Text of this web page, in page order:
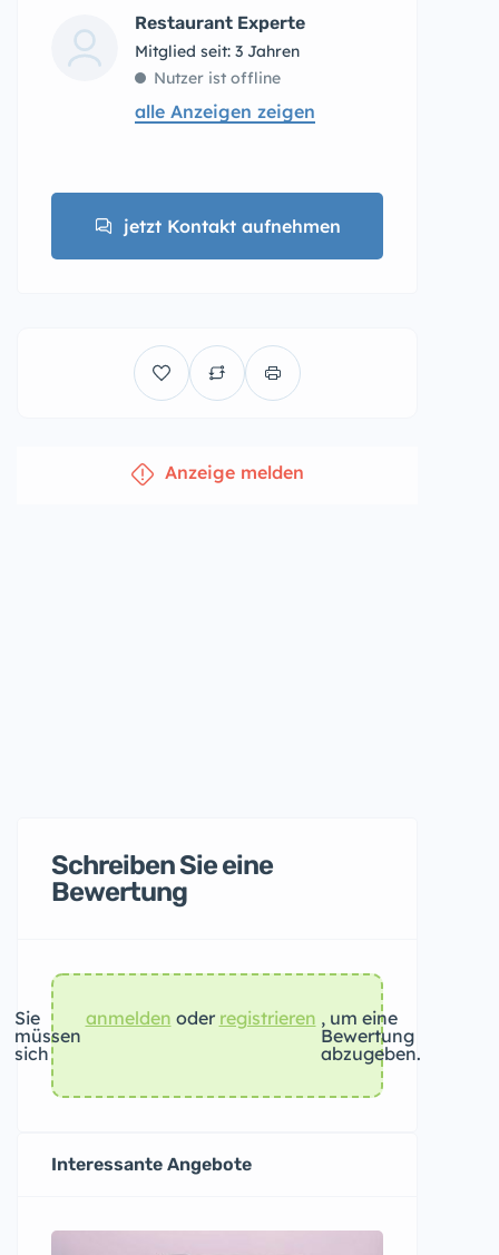
Restaurant Experte
Mitglied seit: 3 Jahren
Nutzer ist offline
alle Anzeigen zeigen
jetzt Kontakt aufnehmen
Anzeige melden
Schreiben Sie eine
Bewertung
Sie
müssen
sich
anmelden oder registrieren , um eine
Bewertung
abzugeben.
Interessante Angebote